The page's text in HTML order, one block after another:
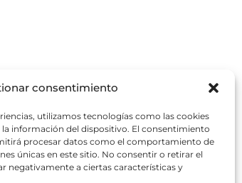
consentimiento
utilizamos tecnologías como las cookies
la información del dispositivo. El consentimiento
procesar datos como el comportamiento de
únicas en este sitio. No consentir o retirar el
negativamente a ciertas características y